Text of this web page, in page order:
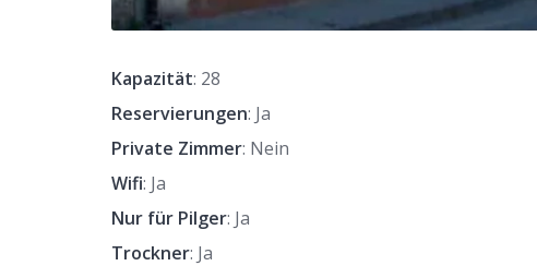
Kapazität: 28
Reservierungen: Ja
Private Zimmer: Nein
Wifi: Ja
Nur für Pilger: Ja
Trockner: Ja